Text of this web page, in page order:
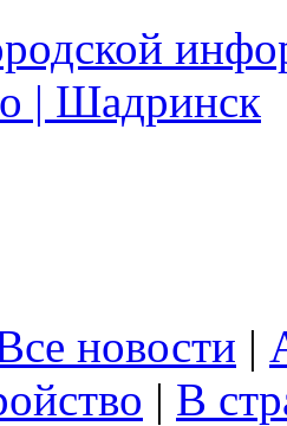
новости |
| В